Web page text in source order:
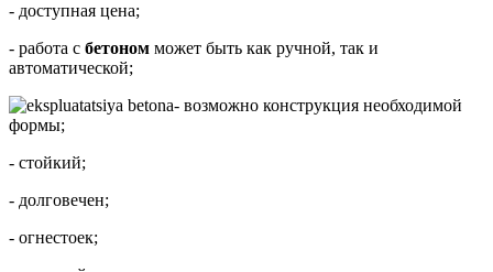
- доступная цена;
- работа с бетоном может быть как ручной, так и
автоматической;
- возможно конструкция необходимой
формы;
- стойкий;
- долговечен;
- огнестоек;